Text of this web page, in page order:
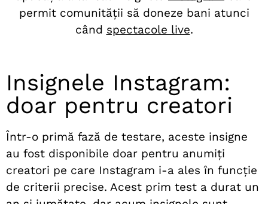
permit comunității să doneze bani atunci
când spectacole live.
Insignele Instagram:
doar pentru creatori
Într-o primă fază de testare, aceste insigne
au fost disponibile doar pentru anumiți
creatori pe care Instagram i-a ales în funcție
de criterii precise. Acest prim test a durat un